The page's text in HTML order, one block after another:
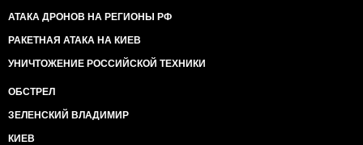
АТАКА ДРОНОВ НА РЕГИОНЫ РФ
РАКЕТНАЯ АТАКА НА КИЕВ
УНИЧТОЖЕНИЕ РОССИЙСКОЙ ТЕХНИКИ
ОБСТРЕЛ
ЗЕЛЕНСКИЙ ВЛАДИМИР
КИЕВ